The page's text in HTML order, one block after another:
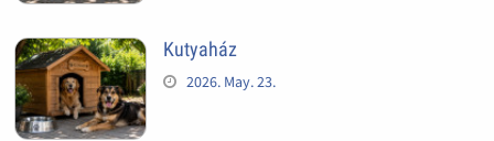
Kutyaház
2026. May. 23.